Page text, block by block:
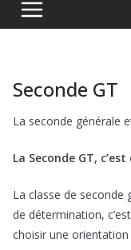
Seconde GT
La seconde générale
La Seconde GT,
La classe de seconde
de détermination,
choisir une